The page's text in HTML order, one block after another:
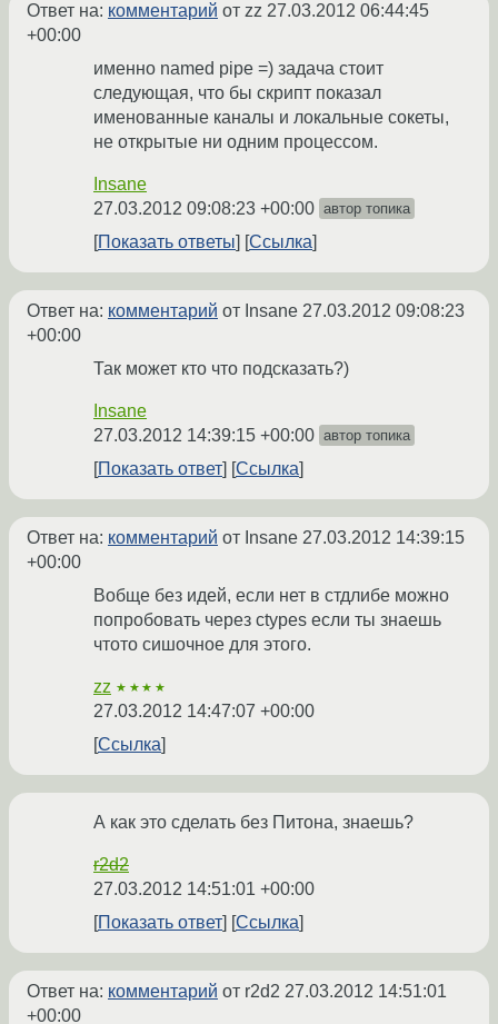
Ответ на: комментарий от zz 27.03.2012 06:44:45
+00:00
именно named pipe =) задача стоит
следующая, что бы скрипт показал
именованные каналы и локальные сокеты,
не открытые ни одним процессом.
Insane
27.03.2012 09:08:23 +00:00 автор топика
Показать ответы Ссылка
Ответ на: комментарий от Insane 27.03.2012 09:08:23
+00:00
Так может кто что подсказать?)
Insane
27.03.2012 14:39:15 +00:00 автор топика
Показать ответ Ссылка
Ответ на: комментарий от Insane 27.03.2012 14:39:15
+00:00
Вобще без идей, если нет в стдлибе можно
попробовать через ctypes если ты знаешь
чтото сишочное для этого.
zz ★★★★
27.03.2012 14:47:07 +00:00
Ссылка
А как это сделать без Питона, знаешь?
r2d2
27.03.2012 14:51:01 +00:00
Показать ответ
Ссылка
Ответ на: комментарий от r2d2 27.03.2012 14:51:01
+00:00